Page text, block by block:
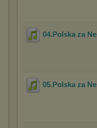
04.Polska za
05.Polska za